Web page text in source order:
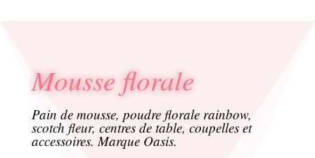
Mousse florale
Pain de mousse, poudre florale rainbow,
scotch fleur, centres de table, coupelles et
accessoires. Marque Oasis.